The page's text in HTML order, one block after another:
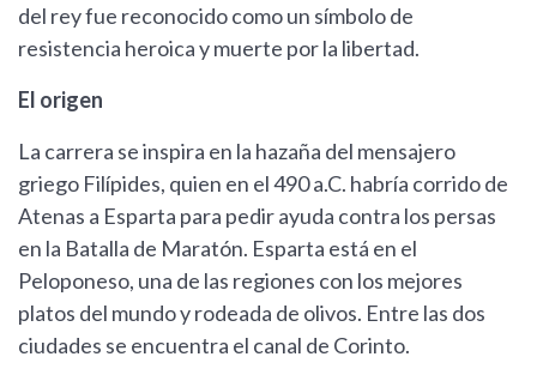
del rey fue reconocido como un símbolo de
resistencia heroica y muerte por la libertad.
El origen
La carrera se inspira en la hazaña del mensajero
griego Filípides, quien en el 490 a.C. habría corrido de
Atenas a Esparta para pedir ayuda contra los persas
en la Batalla de Maratón. Esparta está en el
Peloponeso, una de las regiones con los mejores
platos del mundo y rodeada de olivos. Entre las dos
ciudades se encuentra el canal de Corinto.